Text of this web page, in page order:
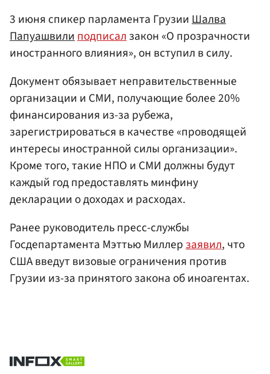
3 июня спикер парламента ГрузииШалва
Папуашвилиподписалзакон «О прозрачности
иностранного влияния», он вступил в силу.
Документ обязывает неправительственные
организации и СМИ, получающие более 20%
финансирования из-за рубежа,
зарегистрироваться в качестве «проводящей
интересы иностранной силы организации».
Кроме того, такие НПО и СМИ должны будут
каждый год предоставлять минфину
декларации о доходах и расходах.
Ранее руководитель пресс-службы
Госдепартамента Мэттью Миллерзаявил, что
США введут визовые ограничения против
Грузии из-за принятого закона об иноагентах.